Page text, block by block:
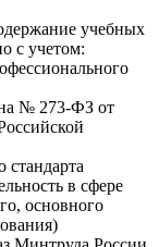
учебных
с учетом:
№ 273-ФЗ от
стандарта
в сфере
основного